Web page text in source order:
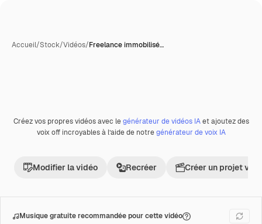
Accueil/Stock/Vidéos/Freelance immobilisé…
Premium
Créez vos propres vidéos avec legénérateur de vidéos IAet ajoutez des
voix off incroyables à l’aide de notregénérateur de voix IA
Modifier la vidéo Recréer Créer un projet
Musique gratuite recommandée pour cette vidéo